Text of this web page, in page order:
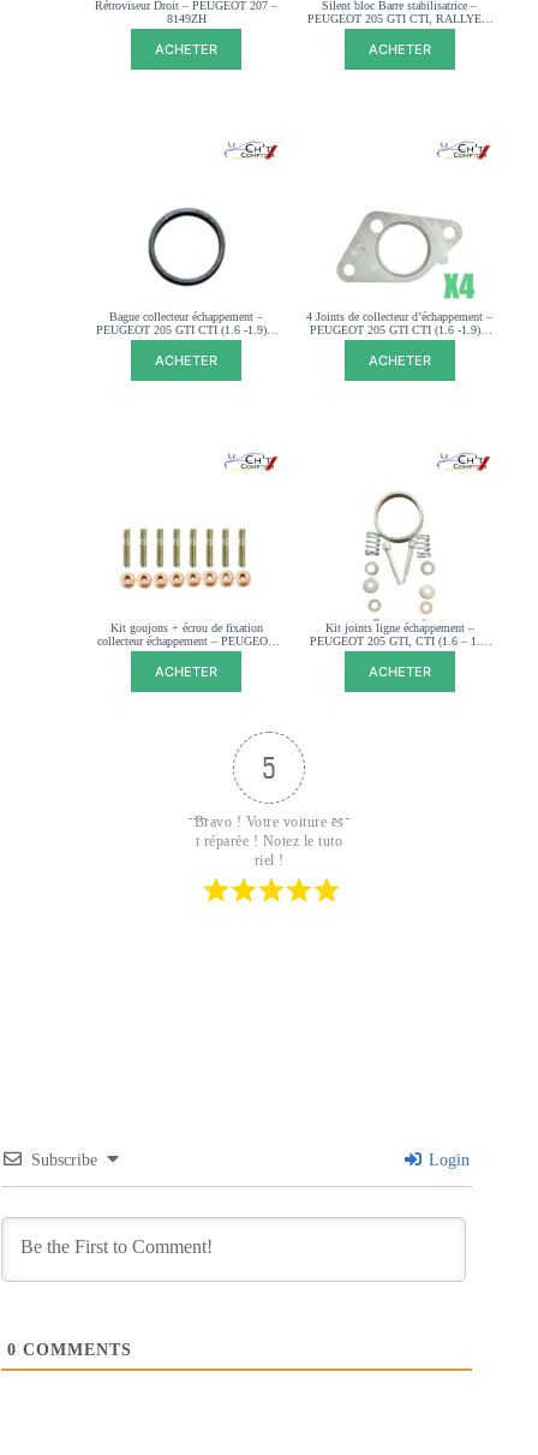
Rétroviseur Droit – PEUGEOT 207 –
8149ZH
ACHETER
Silent bloc Barre stabilisatrice –
PEUGEOT 205 GTI CTI, RALLYE –
509443
ACHETER
Bague collecteur échappement –
PEUGEOT 205 GTI CTI (1.6 -1.9) –
171261
ACHETER
4 Joints de collecteur d’échappement –
PEUGEOT 205 GTI CTI (1.6 -1.9) –
034970
ACHETER
Kit goujons + écrou de fixation
collecteur échappement – PEUGEOT
205 GTI CTI – 034122
ACHETER
Kit joints ligne échappement –
PEUGEOT 205 GTI, CTI (1.6 – 1.9)
– 179854
ACHETER
5
Bravo ! Votre voiture es
t réparée ! Notez le tuto
riel !
Subscribe Login
0 COMMENTS